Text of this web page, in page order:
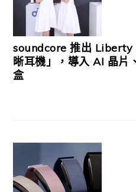
soundcore 推出 Liberty
晰耳機」，導入 AI 晶片
盒